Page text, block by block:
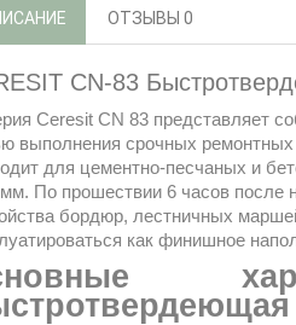
ОТЗЫВЫ 0
CN-83
Ceresit CN 83 представляет
выполнения срочных
для цементно-песчаных и
По прошествии 6 часов после
бордюр, лестничных
как финишное